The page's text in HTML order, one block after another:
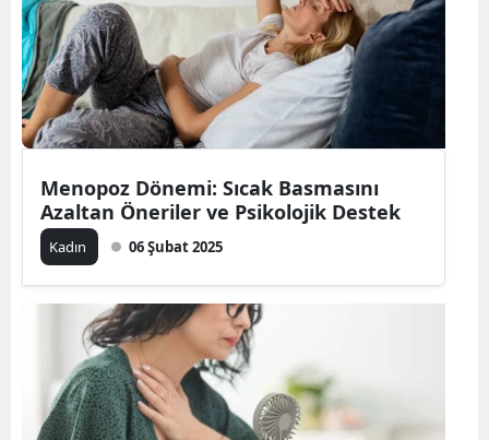
Bingöl
Bitlis
Bolu
Burdur
Bursa
Çankırı
Denizli
Diyarbakır
Menopoz Dönemi: Sıcak Basmasını
Azaltan Öneriler ve Psikolojik Destek
Kadın 06 Şubat 2025